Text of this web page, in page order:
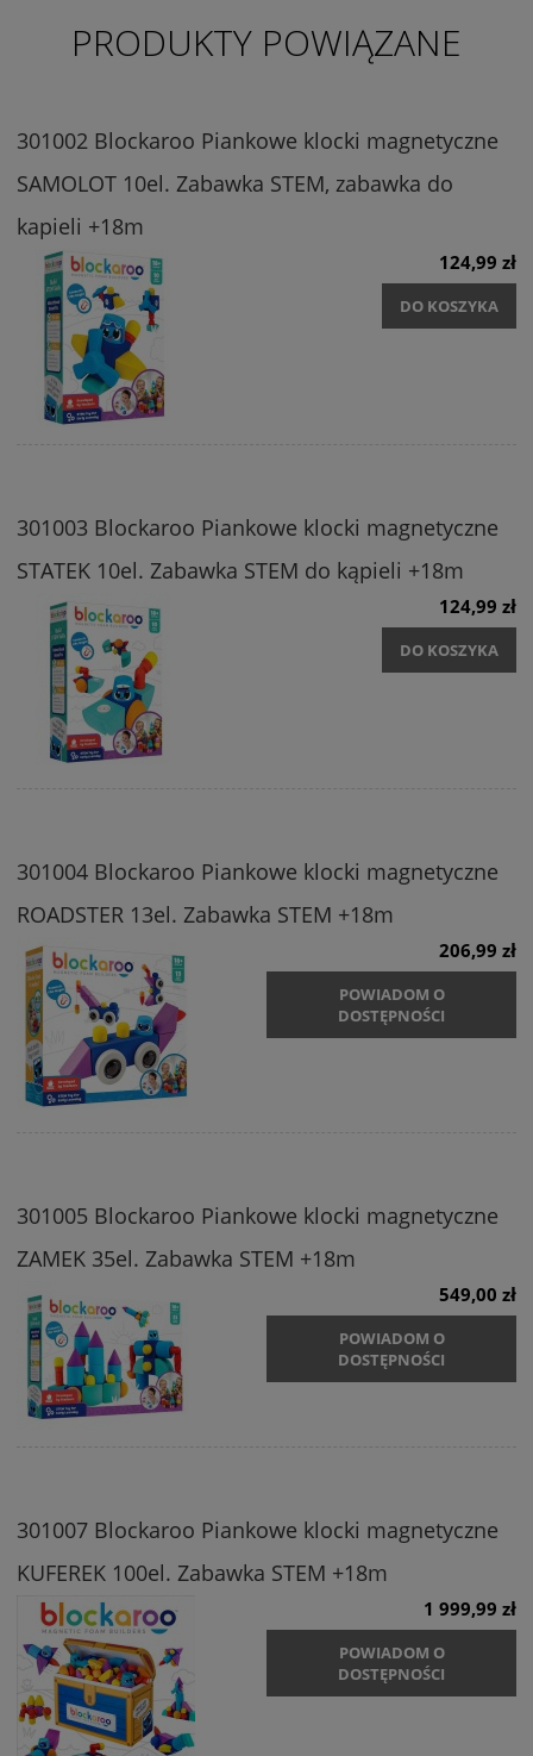
PRODUKTY POWIĄZANE
301002 Blockaroo Piankowe klocki magnetyczne
SAMOLOT 10el. Zabawka STEM, zabawka do
kapieli +18m
124,99 zł
DO KOSZYKA
301003 Blockaroo Piankowe klocki magnetyczne
STATEK 10el. Zabawka STEM do kąpieli +18m
124,99 zł
DO KOSZYKA
301004 Blockaroo Piankowe klocki magnetyczne
ROADSTER 13el. Zabawka STEM +18m
206,99 zł
POWIADOM O
DOSTĘPNOŚCI
301005 Blockaroo Piankowe klocki magnetyczne
ZAMEK 35el. Zabawka STEM +18m
549,00 zł
POWIADOM O
DOSTĘPNOŚCI
301007 Blockaroo Piankowe klocki magnetyczne
KUFEREK 100el. Zabawka STEM +18m
1 999,99 zł
POWIADOM O
DOSTĘPNOŚCI